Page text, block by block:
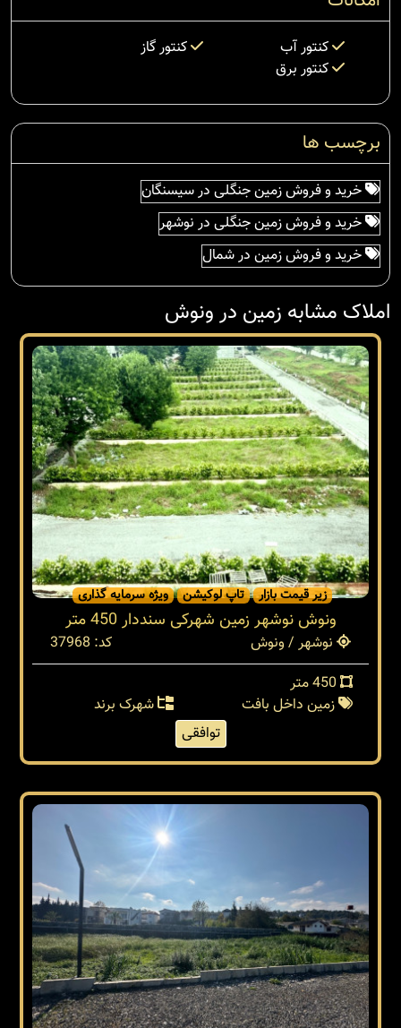
کنتور آب
کنتور گاز
کنتور برق
برچسب ها
خرید و فروش زمین جنگلی در سیسنگان
خرید و فروش زمین جنگلی در نوشهر
خرید و فروش زمین در شمال
املاک مشابه زمین در ونوش
زیر قیمت بازار تاپ لوکیشن ویژه سرمایه گذاری
ونوش نوشهر زمین شهرکی سنددار 450 متر
نوشهر / ونوش
کد: 37968
زمین داخل بافت
شهرک برند
توافقی